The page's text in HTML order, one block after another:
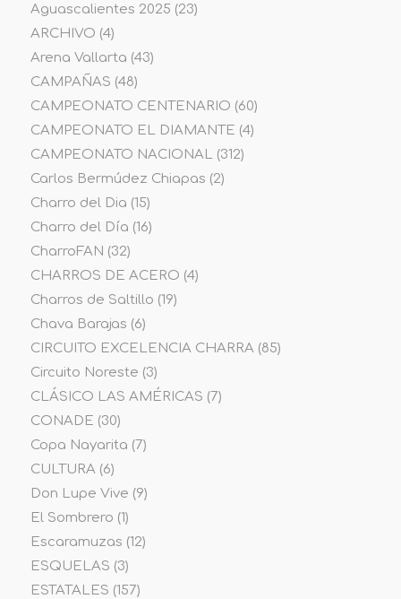
Aguascalientes 2025 (23)
ARCHIVO (4)
Arena Vallarta (43)
CAMPAÑAS (48)
CAMPEONATO CENTENARIO (60)
CAMPEONATO EL DIAMANTE (4)
CAMPEONATO NACIONAL(312)
Carlos Bermúdez Chiapas (2)
Charro del Dia (15)
Charro del Día (16)
CharroFAN (32)
CHARROS DE ACERO (4)
Charros de Saltillo (19)
Chava Barajas (6)
CIRCUITO EXCELENCIA CHARRA(85)
Circuito Noreste (3)
CLÁSICO LAS AMÉRICAS (7)
CONADE (30)
Copa Nayarita (7)
CULTURA(6)
Don Lupe Vive (9)
El Sombrero (1)
Escaramuzas (12)
ESQUELAS (3)
ESTATALES (157)